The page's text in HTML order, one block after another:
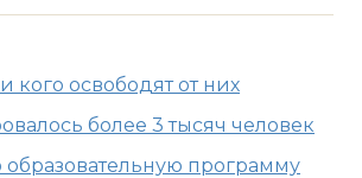
кого освободят от них
более 3 тысяч человек
программу